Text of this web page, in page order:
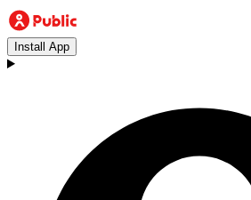
Install App